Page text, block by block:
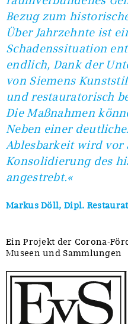
Bezug zum
Über Jahrzehnte ist
Schadenssituation
endlich, Dank der
von Siemens
und restauratorisch
Die Maßnahmen
Neben einer
Ablesbarkeit wird vor
Konsolidierung des
angestrebt.«
Markus Döll, Dipl.
Ein Projekt der Corona-
Museen und Sammlungen